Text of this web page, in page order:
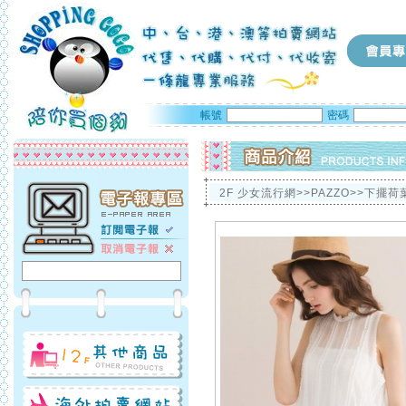
帳號 密碼
2F 少女流行網>>PAZZO>>下擺荷